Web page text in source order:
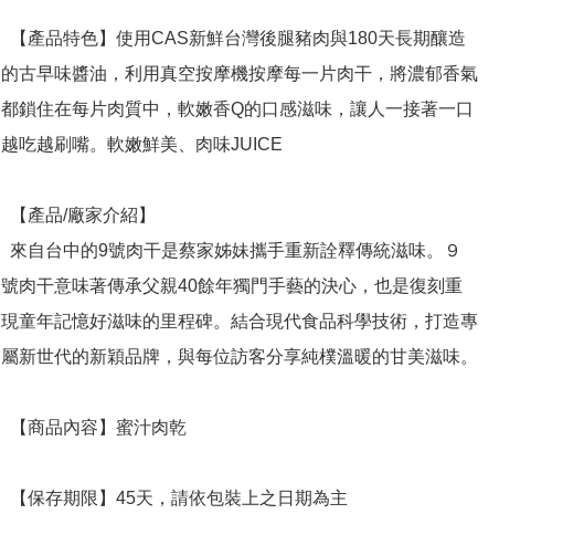
的古早味醬油，利用真空按摩機按摩每一片肉干，將濃郁香氣
都鎖住在每片肉質中，軟嫩香Q的口感滋味，讓人一接著一口
越吃越刷嘴。軟嫩鮮美、肉味JUICE
號肉干意味著傳承父親40餘年獨門手藝的決心，也是復刻重
現童年記憶好滋味的里程碑。結合現代食品科學技術，打造專
屬新世代的新穎品牌，與每位訪客分享純樸溫暖的甘美滋味。